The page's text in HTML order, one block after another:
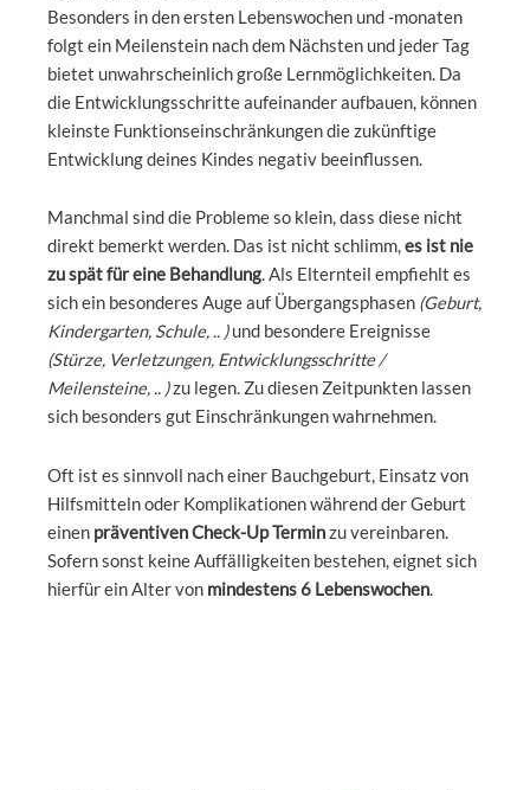
Besonders in den ersten Lebenswochen und -monaten
folgt ein Meilenstein nach dem Nächsten und jeder Tag
bietet unwahrscheinlich große Lernmöglichkeiten. Da
die Entwicklungsschritte aufeinander aufbauen, können
kleinste Funktionseinschränkungen die zukünftige
Entwicklung deines Kindes negativ beeinflussen.
Manchmal sind die Probleme so klein, dass diese nicht
direkt bemerkt werden. Das ist nicht schlimm,es ist nie
zu spät für eine Behandlung. Als Elternteil empfiehlt es
sich ein besonderes Auge auf Übergangsphasen (Geburt,
Kindergarten, Schule, .. )und besondere Ereignisse
(Stürze, Verletzungen, Entwicklungsschritte /
Meilensteine, .. )zu legen. Zu diesen Zeitpunkten lassen
sich besonders gut Einschränkungen wahrnehmen.
Oft ist es sinnvoll nach einer Bauchgeburt, Einsatz von
Hilfsmitteln oder Komplikationen während der Geburt
einen präventiven Check-Up Terminzu vereinbaren.
Sofern sonst keine Auffälligkeiten bestehen, eignet sich
hierfür ein Alter von mindestens 6 Lebenswochen.